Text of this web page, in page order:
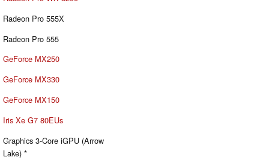
Radeon Pro 555X
Radeon Pro 555
GeForce MX250
GeForce MX330
GeForce MX150
Iris Xe G7 80EUs
Graphics 3-Core iGPU (Arrow
Lake) *